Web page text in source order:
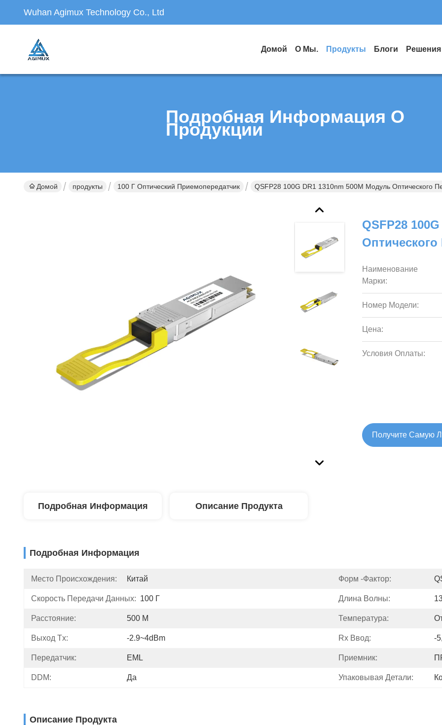
Wuhan Agimux Technology Co., Ltd
Домой О Мы. Продукты Блоги Решения
Подробная Информация О
Продукции
Домой продукты 100 Г Оптический Приемопередатчик QSFP28 100G DR1 1310nm 500M Модуль Оптического
QSFP28
Оптического
Наименование
Марки:
Номер Модели:
Цена:
Условия Оплаты:
Получите Самую
Подробная Информация Описание Продукта
Подробная Информация
Место Происхождения: Китай Форм -фактор:
Скорость Передачи Данных: 100 Г Длина Волны:
Расстояние: 500 М Температура:
Выход Tx: -2.9~4dBm Rx Ввод: -
Передатчик: EML Приемник:
DDM: Да Упаковывая Детали:
Описание Продукта